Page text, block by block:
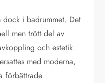
dock i badrummet. Det
men trött del av
och estetik.
med moderna,
förbättrade